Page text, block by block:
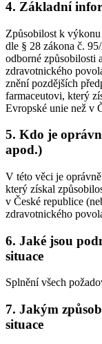
4. Základní
Způsobilost k
dle § 28 zákona č.
odborné způsobilosti
zdravotnického
znění pozdějších
farmaceutovi, který
Evropské unie než v
5. Kdo je
apod.)
V této věci je
který získal
v České republice
zdravotnického
6. Jaké jsou
situace
Splnění všech
7. Jakým
situace